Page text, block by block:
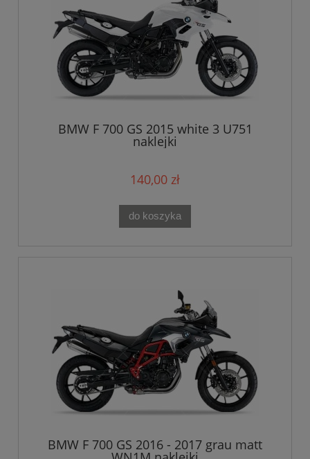
BMW F 700 GS 2015 white 3 U751
naklejki
140,00 zł
do koszyka
BMW F 700 GS 2016 - 2017 grau matt